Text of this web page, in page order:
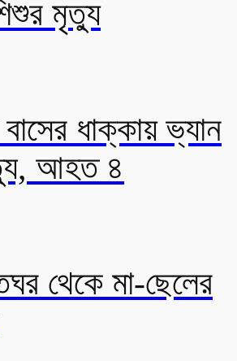
মৃত্যু
ধাক্কায় ভ্যান
আহত ৪
থেকে মা-ছেলের